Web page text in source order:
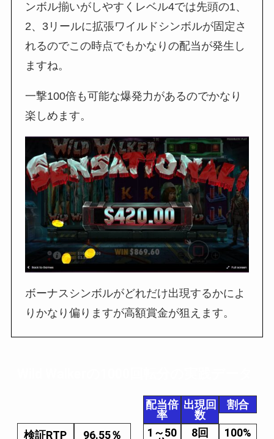
ンボル揃いがしやすくレベル4では先頭の1、
2、3リールに拡張ワイルドシンボルが固定さ
れるのでこの時点でもかなりの配当が発生し
ますね。
一撃100倍も可能な爆発力があるのでかなり
楽しめます。
ボーナスシンボルがどれだけ出現するかによ
りかなり偏りますが高額賞金が狙えます。
検証RTP 96.55％
配当倍
率
出現回
数
割合
1～50
8回 100%